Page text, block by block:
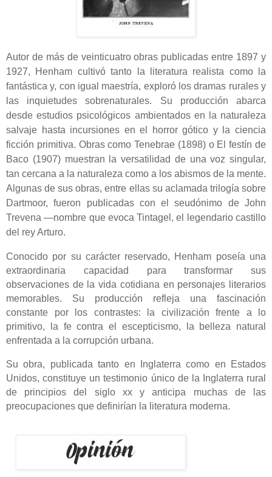
Autor de más de veinticuatro obras publicadas entre 1897 y
1927, Henham cultivó tanto la literatura realista como la
fantástica y, con igual maestría, exploró los dramas rurales y
las inquietudes sobrenaturales. Su producción abarca
desde estudios psicológicos ambientados en la naturaleza
salvaje hasta incursiones en el horror gótico y la ciencia
ficción primitiva. Obras como Tenebrae (1898) o El festín de
Baco (1907) muestran la versatilidad de una voz singular,
tan cercana a la naturaleza como a los abismos de la mente.
Algunas de sus obras, entre ellas su aclamada trilogía sobre
Dartmoor, fueron publicadas con el seudónimo de John
Trevena —nombre que evoca Tintagel, el legendario castillo
del rey Arturo.
Conocido por su carácter reservado, Henham poseía una
extraordinaria capacidad para transformar sus
observaciones de la vida cotidiana en personajes literarios
memorables. Su producción refleja una fascinación
constante por los contrastes: la civilización frente a lo
primitivo, la fe contra el escepticismo, la belleza natural
enfrentada a la corrupción urbana.
Su obra, publicada tanto en Inglaterra como en Estados
Unidos, constituye un testimonio único de la Inglaterra rural
de principios del siglo xx y anticipa muchas de las
preocupaciones que definirían la literatura moderna.